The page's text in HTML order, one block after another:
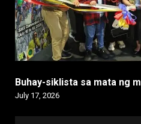
Buhay-siklista sa mata ng
July 17, 2026